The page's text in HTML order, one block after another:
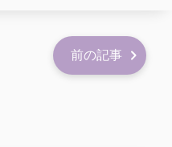
前の記事